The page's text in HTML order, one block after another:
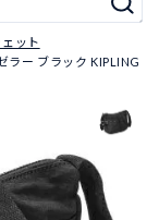
ット
ラー ブラック KIPLING